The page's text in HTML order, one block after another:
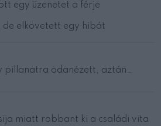
egy üzenetet a férje
de elkövetett egy hibát
pillanatra odanézett, aztán…
miatt robbant ki a családi vita